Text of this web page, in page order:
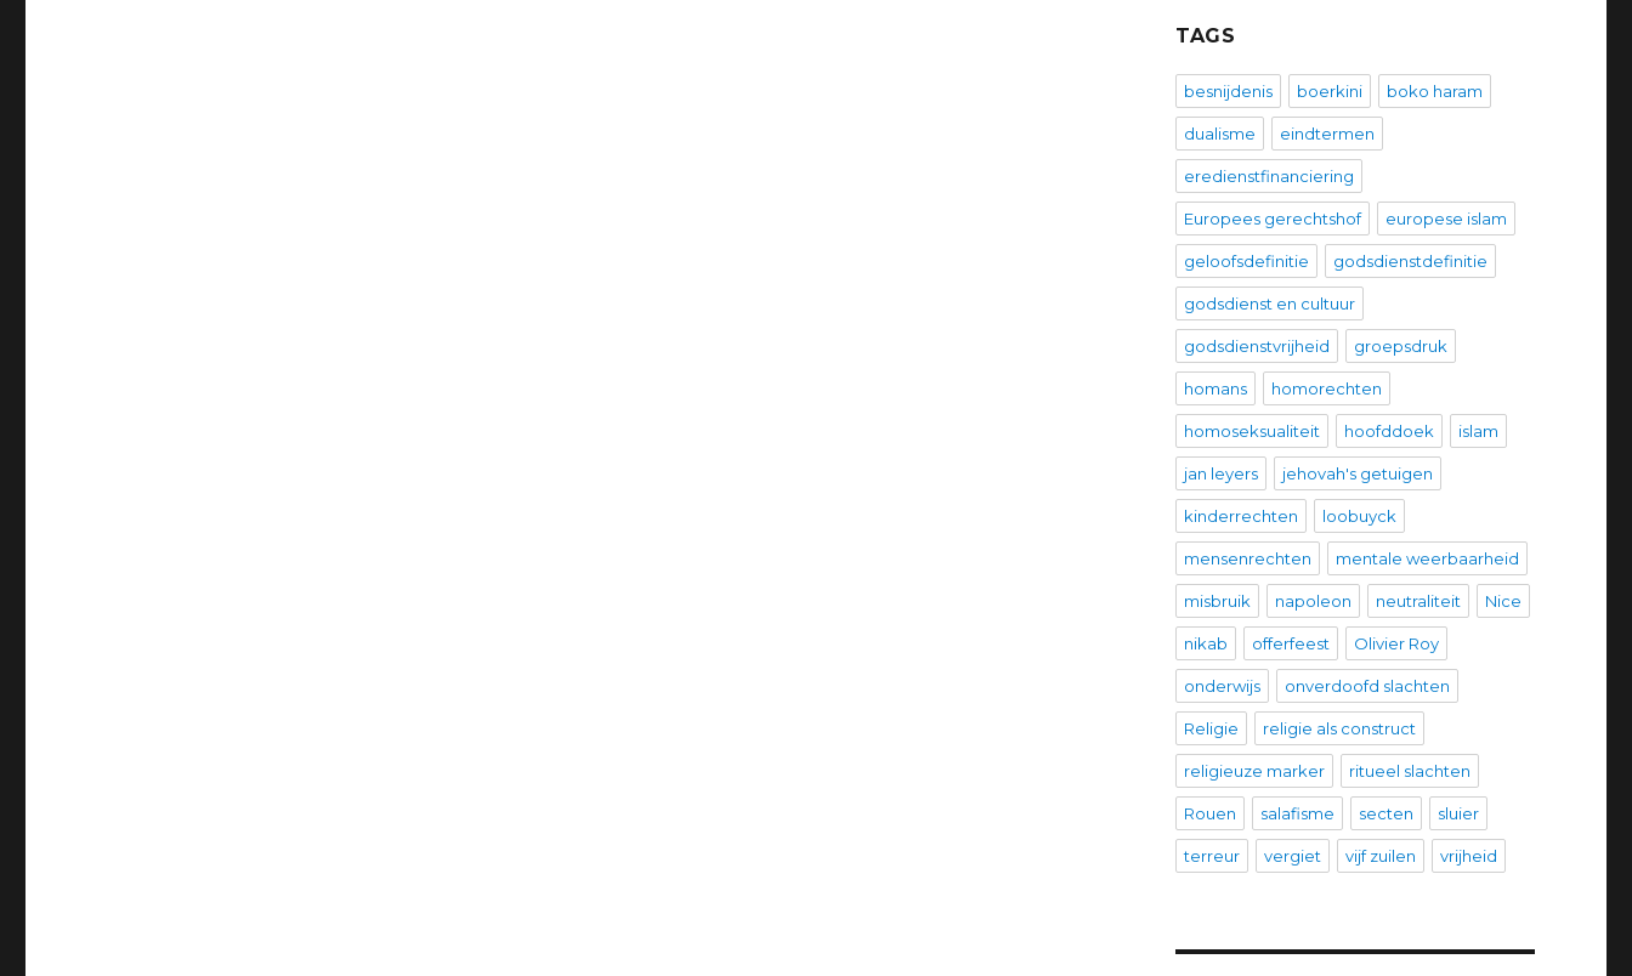
TAGS
besnijdenis boerkini boko haram
dualisme eindtermen
eredienstfinanciering
Europees gerechtshof europese islam
geloofsdefinitie godsdienstdefinitie
godsdienst en cultuur
godsdienstvrijheid groepsdruk
homans homorechten
homoseksualiteit hoofddoek islam
jan leyers jehovah's getuigen
kinderrechten loobuyck
mensenrechten mentale weerbaarheid
misbruik napoleon neutraliteit Nice
nikab offerfeest Olivier Roy
onderwijs onverdoofd slachten
Religie religie als construct
religieuze marker ritueel slachten
Rouen salafisme secten sluier
terreur vergiet vijf zuilen vrijheid